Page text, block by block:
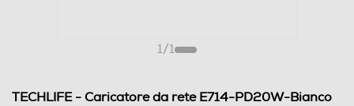
1/1
TECHLIFE - Caricatore da rete E714-PD20W-Bianco